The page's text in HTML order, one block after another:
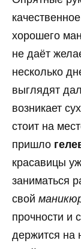
хорошего
не даёт
несколько
выглядят
возникает
стоит на
пришло
красавицы
заниматься
свой
прочности и
держится на